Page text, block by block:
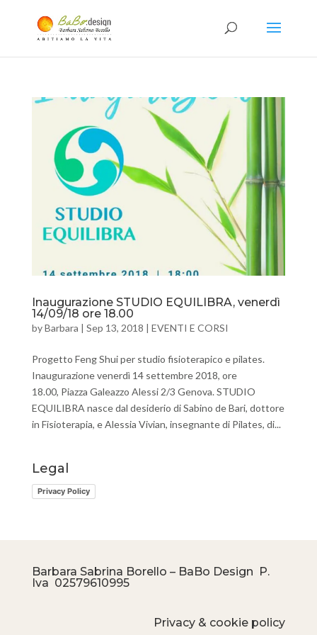
Inaugurazione STUDIO EQUILIBRA, venerdì
14/09/18 ore 18.00
byBarbara | Sep 13, 2018 | EVENTI E CORSI
Progetto Feng Shui per studio fisioterapico e pilates.
Inaugurazione venerdì 14 settembre 2018, ore
18.00, Piazza Galeazzo Alessi 2/3 Genova. STUDIO
EQUILIBRA nasce dal desiderio di Sabino de Bari, dottore
in Fisioterapia, e Alessia Vivian, insegnante di Pilates, di...
Legal
Privacy Policy
Barbara Sabrina Borello – BaBo Design P.
Iva 02579610995
Privacy & cookie policy